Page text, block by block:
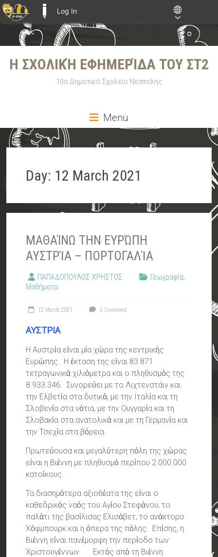
Log In
content
Η ΣΧΟΛΙΚΉ ΕΦΗΜΕΡΊΔΑ ΤΟΥ ΣΤ2
10ο Δημοτικό Σχολείο Νεάπολης
Menu
Day: 12 March 2021
ΜΑΘΑΊΝΩ ΤΗΝ ΕΥΡΏΠΗ
ΑΥΣΤΡἹΑ – ΠΟΡΤΟΓΑΛἹΑ
ΠΑΠΑΔΟΠΟΥΛΟΣ ΧΡΗΣΤΟΣ Γεωγραφία,
Μαθήματα
12 March 2021 0 Comment
ΑΥΣΤΡΙΑ
Η Αυστρἰα εἰναι μἰα χὠρα της κεντρικἠς
Ευρὠπης. Η ἐκταση της εἰναι 83.871
τετραγωνικἀ χιλιὀμετρα και ο πληθυσμὀς της
8.933.346. Συνορεὐει με το Λιχτενστάιν και
την Ελβετἰα στα δυτικἀ, με την Ιταλἱα και τη
Σλοβενἰα στα νὀτια, με την Ουγγαρἰα και τη
Σλοβακἰα στα ανατολικἀ και με τη Γερμανἰα και
την Τσεχἰα στα βὀρεια.
Πρωτεὑουσα και μεγαλὐτερη πὁλη της χὠρας
εἰναι η Βιἐννη με πληθυσμὀ περἰπου 2.000.000
κατοἰκους.
Τα διασημὀτερα αξιοθἐατα της εἰναι ο
καθεδρικὀς ναὁς του Αγἰου Στεφἀνου, το
παλἁτι της βασἰλισας Ελισἀβετ, το ανἀκτορο
Χὀφμπουρκ και η ὀπερα της πὀλης. Επἱσης, η
Βιἐννη εἰναι πανἐμορφη την περἰοδο των
Χριστουγἐννων. Εκτὀς απὁ τη Βιἑννη